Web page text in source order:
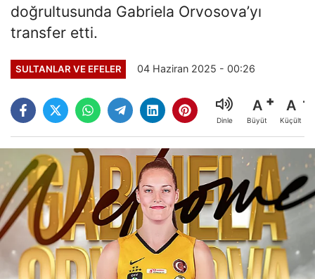
doğrultusunda Gabriela Orvosova’yı
transfer etti.
SULTANLAR VE EFELER 04 Haziran 2025 - 00:26
Dinle
A
Büyüt
A
Küçült